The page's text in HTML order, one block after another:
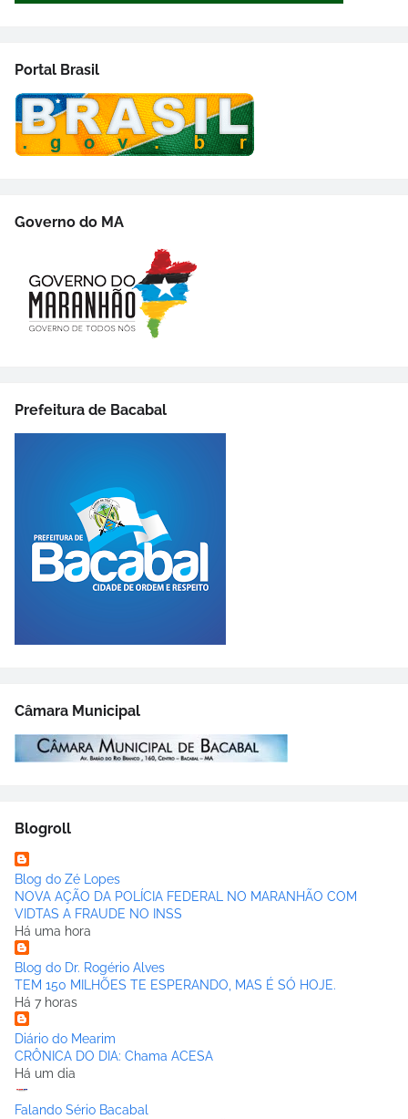
Portal Brasil
Governo do MA
Prefeitura de Bacabal
Câmara Municipal
Blogroll
Blog do Zé Lopes
NOVA AÇÃO DA POLÍCIA FEDERAL NO MARANHÃO COM
VIDTAS A FRAUDE NO INSS
Há uma hora
Blog do Dr. Rogério Alves
TEM 150 MILHÕES TE ESPERANDO, MAS É SÓ HOJE.
Há 7 horas
Diário do Mearim
CRÔNICA DO DIA: Chama ACESA
Há um dia
Falando Sério Bacabal